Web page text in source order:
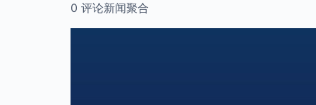
0 评论新闻聚合